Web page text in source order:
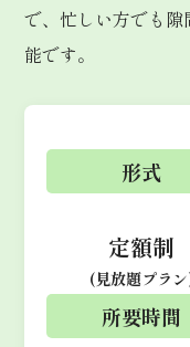
で、忙しい方でも
能です。
形式
定額制
(見放題プラ
所要時間